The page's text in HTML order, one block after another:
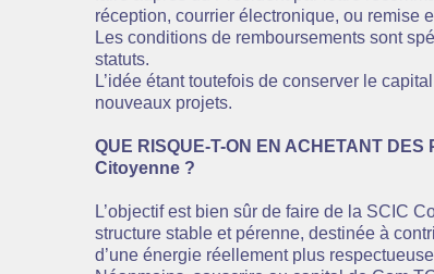
réception, courrier électronique, ou remise
Les conditions de remboursements sont
statuts.
L’idée étant toutefois de conserver le
nouveaux projets.
QUE RISQUE-T-ON EN ACHETANT
Citoyenne ?
L’objectif est bien sûr de faire de la SCIC
structure stable et pérenne, destinée à
d’une énergie réellement plus